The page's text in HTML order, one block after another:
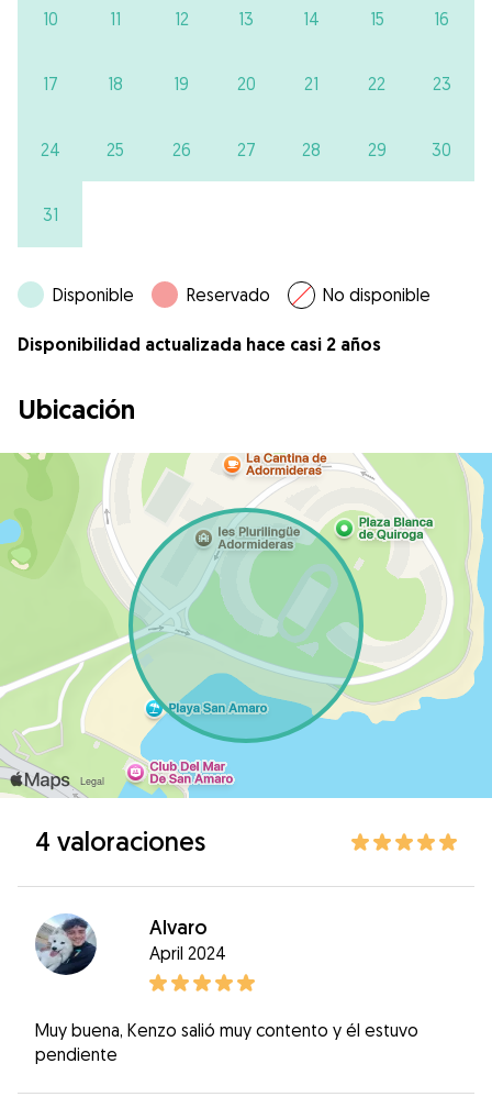
10 11 12 13 14 15 16
17 18 19 20 21 22 23
24 25 26 27 28 29 30
31
Disponible Reservado No disponible
Disponibilidad actualizada hace casi 2 años
Ubicación
4 valoraciones
Alvaro
April 2024
Muy buena, Kenzo salió muy contento y él estuvo
pendiente